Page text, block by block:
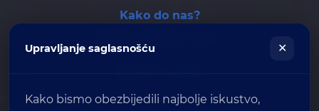
Kako do nas?
Upravljanje saglasnošću ✕
Kako bismo obezbijedili najbolje iskustvo,